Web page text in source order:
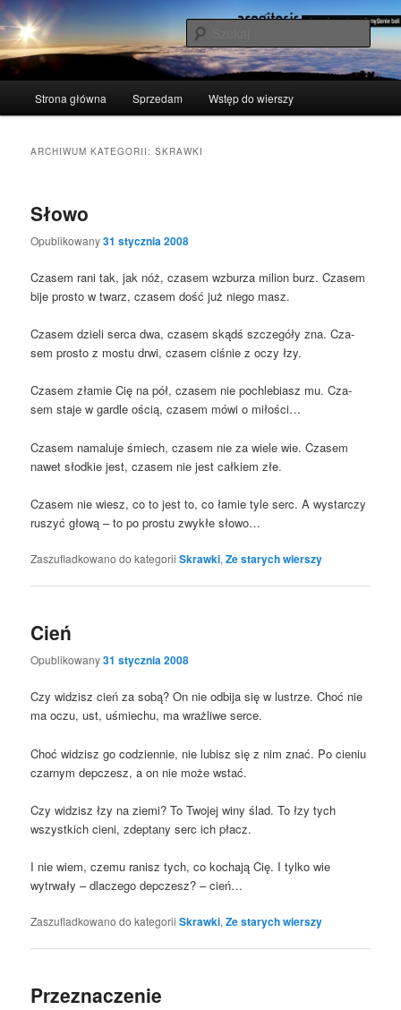
Przeskocz
do
tekstu
Przeskocz
do
widgetów
acogitosis
polscy naukowcy udowodnili: myślenie boli
Strona główna Sprzedam Wstęp do wierszy
ARCHIWUM KATEGORII:SKRAWKI
Słowo
Opublikowany31 stycznia 2008
Cza­sem rani tak, jak nóż, cza­sem wzbu­rza milion burz. Cza­sem
bije pro­sto w twarz, cza­sem dość już nie­go masz.
Cza­sem dzie­li ser­ca dwa, cza­sem skądś szcze­gó­ły zna. Cza­
sem pro­sto z mostu drwi, cza­sem ciśnie z oczy łzy.
Cza­sem zła­mie Cię na pół, cza­sem nie pochle­biasz mu. Cza­
sem sta­je w gar­dle ością, cza­sem mówi o miłości…
Cza­sem nama­lu­je śmiech, cza­sem nie za wie­le wie. Cza­sem
nawet słod­kie jest, cza­sem nie jest cał­kiem złe.
Cza­sem nie wiesz, co to jest to, co łamie tyle serc. A wystar­czy
ruszyć gło­wą – to po pro­stu zwy­kłe słowo…
Zaszufladkowano do kategorii Skrawki,Ze starych wierszy
Cień
Opublikowany31 stycznia 2008
Czy widzisz cień za sobą? On nie odbi­ja się w lustrze. Choć nie
ma oczu, ust, uśmie­chu, ma wraż­li­we serce.
Choć widzisz go codzien­nie, nie lubisz się z nim znać. Po cie­niu
czar­nym dep­czesz, a on nie może wstać.
Czy widzisz łzy na zie­mi? To Two­jej winy ślad. To łzy tych
wszyst­kich cie­ni, zdep­ta­ny serc ich płacz.
I nie wiem, cze­mu ranisz tych, co kocha­ją Cię. I tyl­ko wie
wytrwa­ły – dla­cze­go dep­czesz? – cień…
Zaszufladkowano do kategorii Skrawki,Ze starych wierszy
Przeznaczenie